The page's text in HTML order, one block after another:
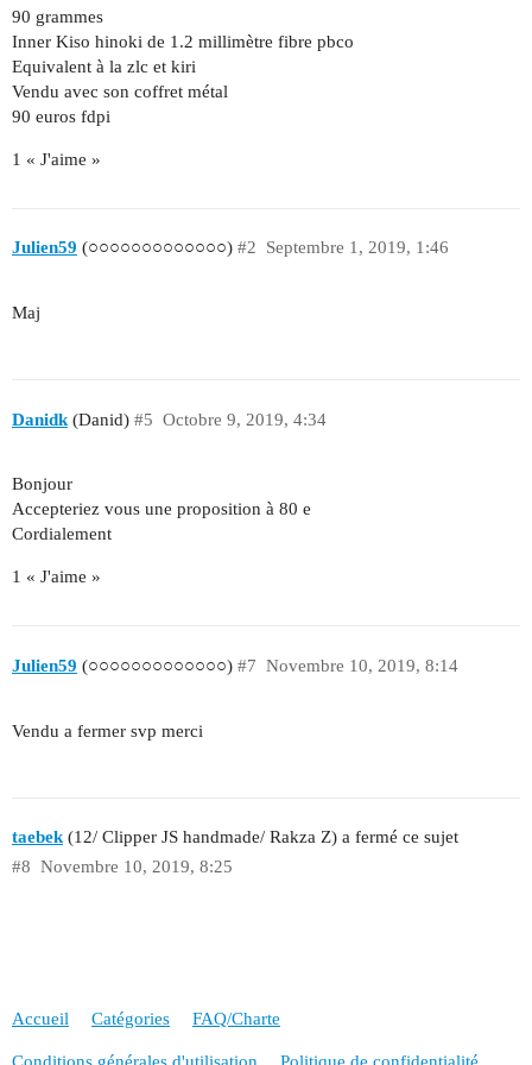
90 grammes
Inner Kiso hinoki de 1.2 millimètre fibre pbco
Equivalent à la zlc et kiri
Vendu avec son coffret métal
90 euros fdpi
1 « J'aime »
Julien59 (○○○○○○○○○○○○○) Septembre 1, 2019, 1:46
#2
Maj
Danidk (Danid) Octobre 9, 2019, 4:34
#5
Bonjour
Accepteriez vous une proposition à 80 e
Cordialement
1 « J'aime »
Julien59 (○○○○○○○○○○○○○) Novembre 10, 2019, 8:14
#7
Vendu a fermer svp merci
taebek (12/ Clipper JS handmade/ Rakza Z) a fermé ce sujet
Novembre 10, 2019, 8:25
#8
Accueil Catégories FAQ/Charte